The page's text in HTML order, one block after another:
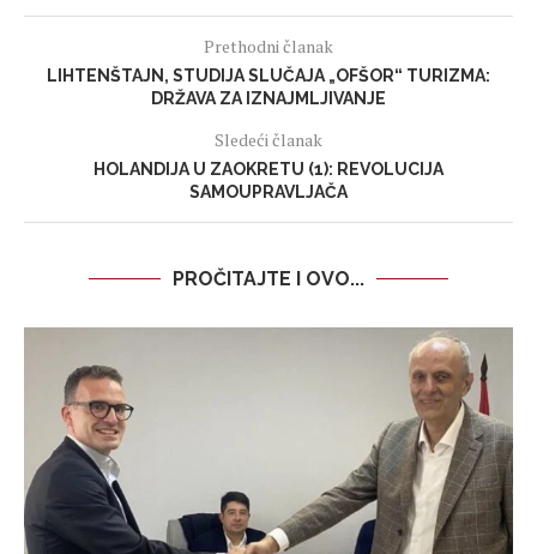
Prethodni članak
LIHTENŠTAJN, STUDIJA SLUČAJA „OFŠOR“ TURIZMA:
DRŽAVA ZA IZNAJMLJIVANJE
Sledeći članak
HOLANDIJA U ZAOKRETU (1): REVOLUCIJA
SAMOUPRAVLJAČA
PROČITAJTE I OVO...